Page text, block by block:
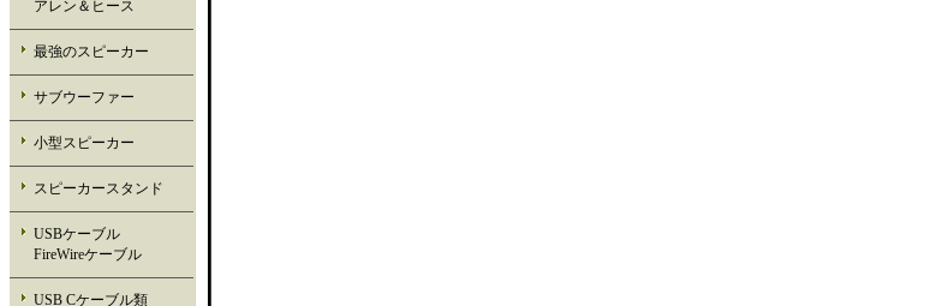
アレン＆ヒース
最強のスピーカー
サブウーファー
小型スピーカー
スピーカースタンド
USBケーブル
FireWireケーブル
USB Cケーブル類